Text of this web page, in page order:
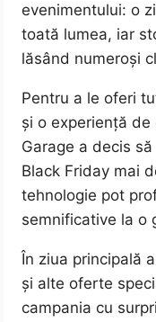
evenimentului: o
toată lumea, iar
lăsând numeroși
Pentru a le oferi
și o experiență de
Garage a decis
Black Friday mai
tehnologie pot
semnificative la o
În ziua principală
și alte oferte
campania cu